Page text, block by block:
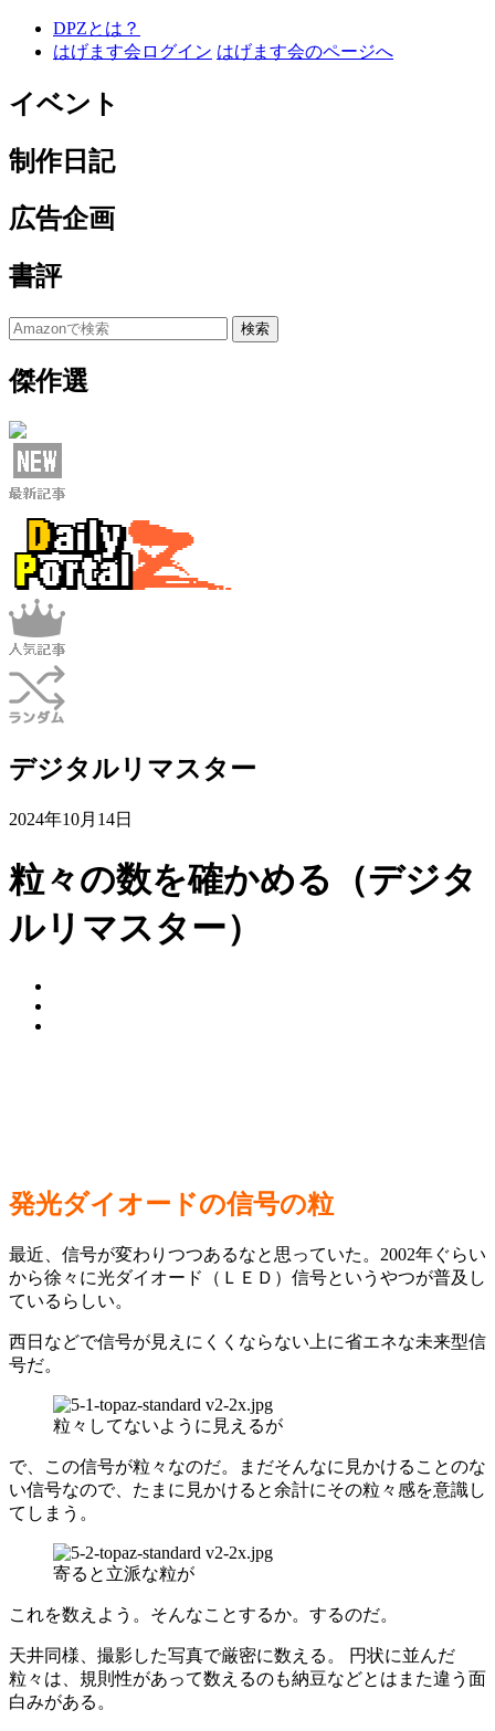
DPZとは？
はげます会ログイン はげます会のページへ
イベント
制作日記
広告企画
書評
傑作選
デジタルリマスター
2024年10月14日
粒々の数を確かめる（デジタ
ルリマスター）
発光ダイオードの信号の粒
最近、信号が変わりつつあるなと思っていた。2002年ぐらい
から徐々に光ダイオード（ＬＥＤ）信号というやつが普及し
ているらしい。
西日などで信号が見えにくくならない上に省エネな未来型信
号だ。
粒々してないように見えるが
で、この信号が粒々なのだ。まだそんなに見かけることのな
い信号なので、たまに見かけると余計にその粒々感を意識し
てしまう。
寄ると立派な粒が
これを数えよう。そんなことするか。するのだ。
天井同様、撮影した写真で厳密に数える。 円状に並んだ
粒々は、規則性があって数えるのも納豆などとはまた違う面
白みがある。